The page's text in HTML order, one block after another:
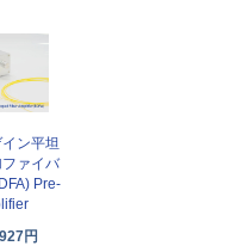
ン平坦
ァイバ
Pre-
円